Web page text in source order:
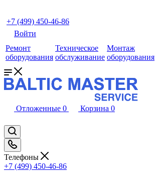
+7 (499) 450-46-86
Войти
Ремонт
оборудования
Техническое
обслуживание
Монтаж
оборудования
Отложенные 0 Корзина 0
Телефоны
+7 (499) 450-46-86